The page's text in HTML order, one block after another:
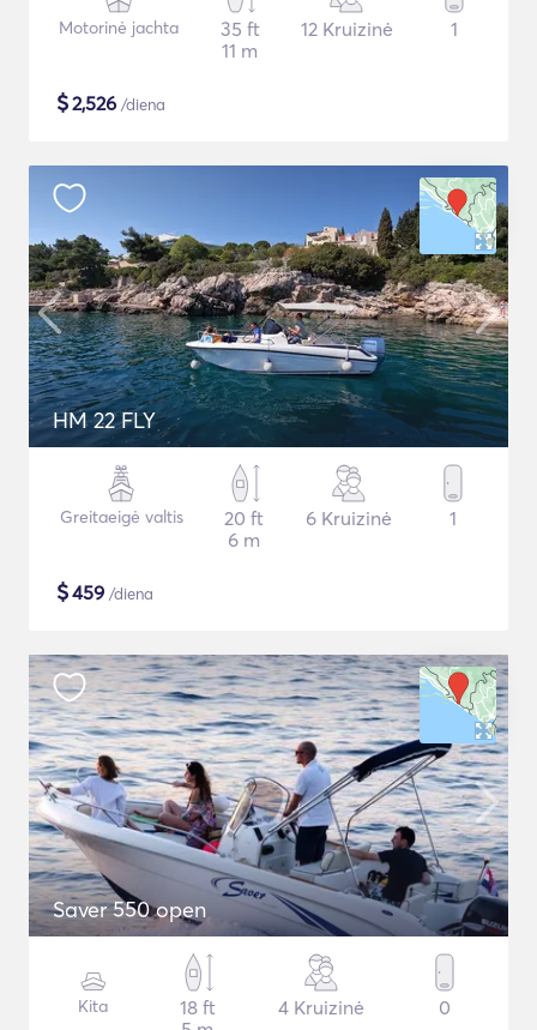
Motorinė jachta
35 ft
11 m
12 Kruizinė 1
$2,526 /diena
HM 22 FLY
Greitaeigė valtis
20 ft
6 m
6 Kruizinė 1
$459 /diena
Saver 550 open
Kita
18 ft
4 Kruizinė 0